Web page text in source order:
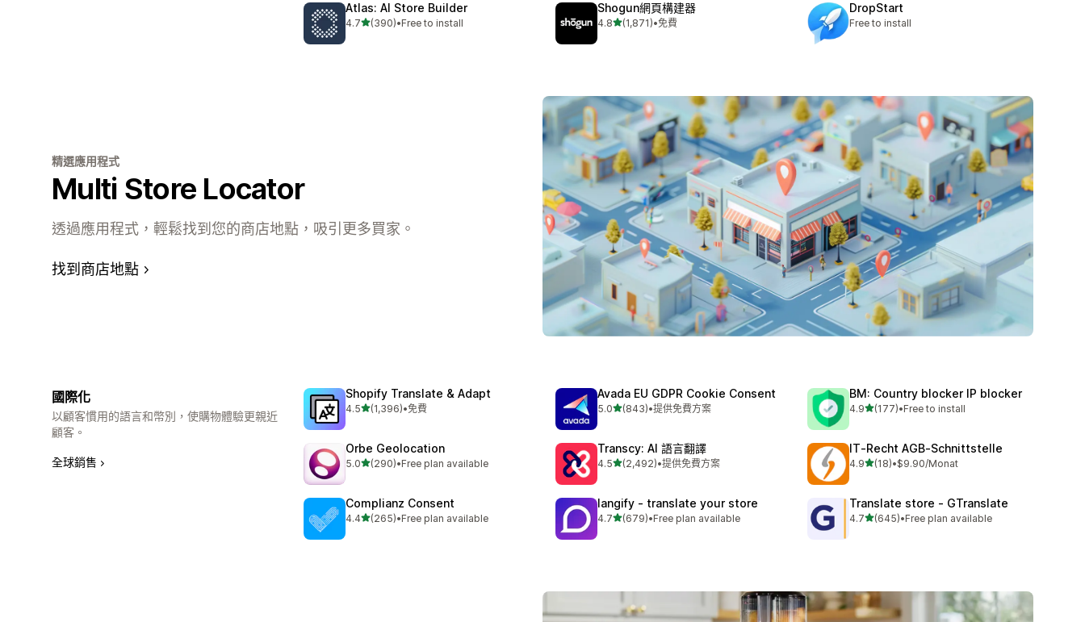
Atlas: AI Store Builder
4.7滿分 5 顆星
(390)
共有 390 則評價
•Free to install
Shogun網頁構建器
4.8滿分 5 顆星
(1,871)
共有 1871 則評價
•免費
DropStart
Free to install
精選應用程式
Multi Store Locator
透過應用程式，輕鬆找到您的商店地點，吸引更多買家。
找到商店地點
國際化
以顧客慣用的語言和幣別，使購物體驗更親近
顧客。
全球銷售
Shopify Translate & Adapt
4.5滿分 5 顆星
(1,396)
共有 1396 則評價
•免費
Avada EU GDPR Cookie Consent
5.0滿分 5 顆星
(843)
共有 843 則評價
•提供免費方案
BM: Country blocker IP blocker
4.9滿分 5 顆星
(177)
共有 177 則評價
•Free to install
Orbe Geolocation
5.0滿分 5 顆星
(290)
共有 290 則評價
•Free plan available
Transcy: AI 語言翻譯
4.5滿分 5 顆星
(2,492)
共有 2492 則評價
•提供免費方案
IT‑Recht AGB‑Schnittstelle
4.9滿分 5 顆星
(18)
共有 18 則評價
•$9.90/Monat
Complianz Consent
4.4滿分 5 顆星
(265)
共有 265 則評價
•Free plan available
langify ‑ translate your store
4.7滿分 5 顆星
(679)
共有 679 則評價
•Free plan available
Translate store ‑ GTranslate
4.7滿分 5 顆星
(645)
共有 645 則評價
•Free plan available